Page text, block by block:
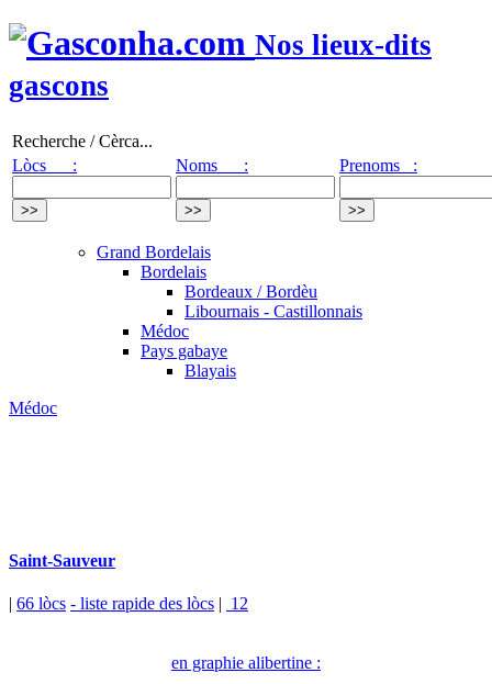
Nos lieux-dits
gascons
Recherche / Cèrca...
Lòcs :
Noms : Prenoms :
Grand Bordelais
Bordelais
Bordeaux / Bordèu
Libournais - Castillonnais
Médoc
Pays gabaye
Blayais
Médoc
Saint-Sauveur
| 66 lòcs - liste rapide des lòcs | 12
en graphie alibertine :